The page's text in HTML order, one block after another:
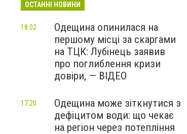
ОСТАННІ НОВИНИ
Одещина опинилася на
першому місці за скаргами
на ТЦК: Лубінець заявив
про поглиблення кризи
довіри, — ВІДЕО
18:02
Одещина може зіткнутися з
дефіцитом води: що чекає
на регіон через потепління
17:20